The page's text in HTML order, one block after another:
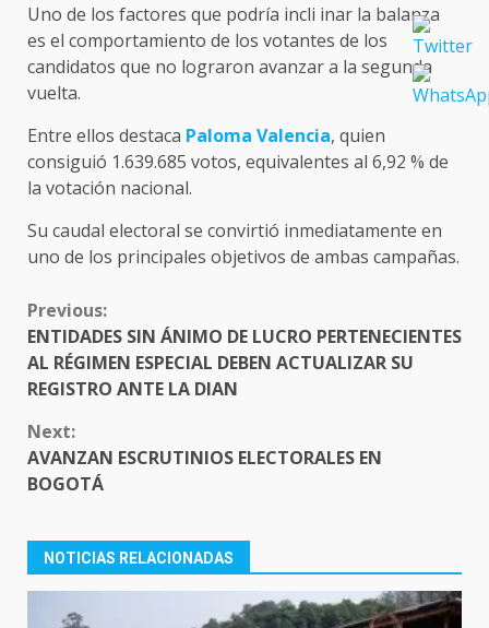
Uno de los factores que podría incli inar la balanza
es el comportamiento de los votantes de los
candidatos que no lograron avanzar a la segunda
vuelta.
Entre ellos destaca Paloma Valencia, quien
consiguió 1.639.685 votos, equivalentes al 6,92 % de
la votación nacional.
Su caudal electoral se convirtió inmediatamente en
uno de los principales objetivos de ambas campañas.
CONTINUE
READING
Previous:
ENTIDADES SIN ÁNIMO DE LUCRO PERTENECIENTES
AL RÉGIMEN ESPECIAL DEBEN ACTUALIZAR SU
REGISTRO ANTE LA DIAN
Next:
AVANZAN ESCRUTINIOS ELECTORALES EN
BOGOTÁ
NOTICIAS RELACIONADAS